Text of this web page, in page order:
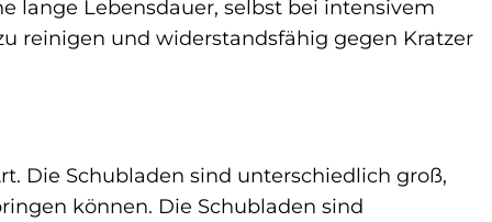
lange Lebensdauer, selbst bei intensivem
reinigen und widerstandsfähig gegen Kratzer
Die Schubladen sind unterschiedlich groß,
können. Die Schubladen sind